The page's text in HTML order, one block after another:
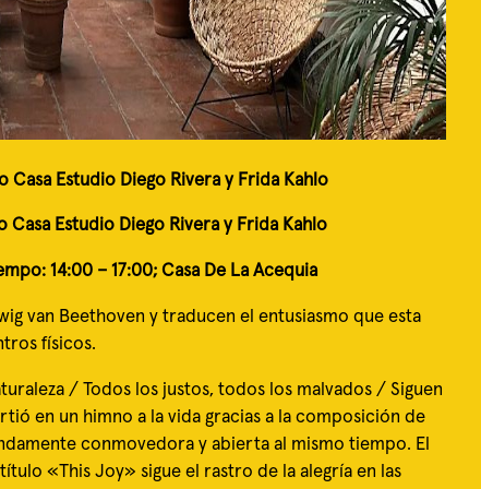
Casa Estudio Diego Rivera y Frida Kahlo
Casa Estudio Diego Rivera y Frida Kahlo
14:00 – 17:00; Casa De La Acequia
van Beethoven y traducen el entusiasmo que esta
físicos.
/ Todos los justos, todos los malvados / Siguen
en un himno a la vida gracias a la composición de
conmovedora y abierta al mismo tiempo. El
«This Joy» sigue el rastro de la alegría en las